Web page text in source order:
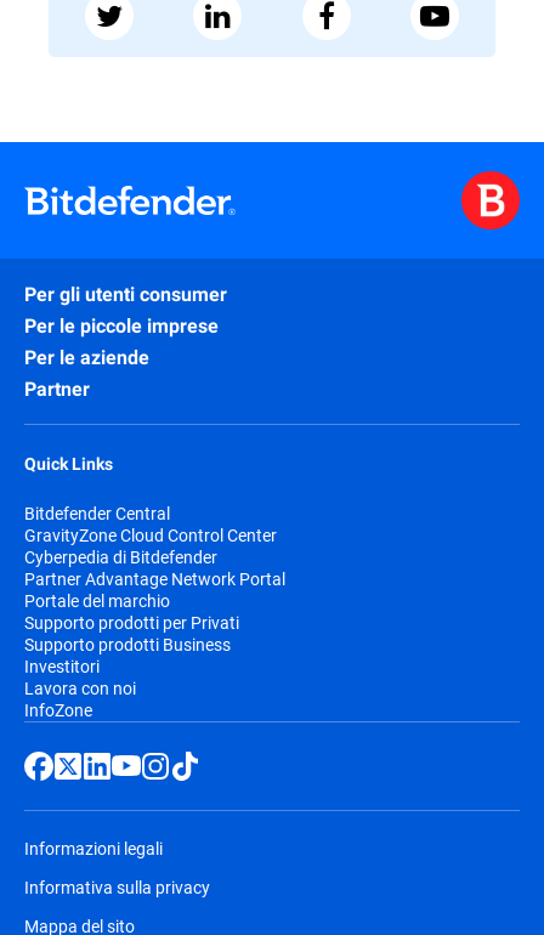
Per gli utenti consumer
Per le piccole imprese
Per le aziende
Partner
Quick Links
Bitdefender Central
GravityZone Cloud Control Center
Cyberpedia di Bitdefender
Partner Advantage Network Portal
Portale del marchio
Supporto prodotti per Privati
Supporto prodotti Business
Investitori
Lavora con noi
InfoZone
Informazioni legali
Informativa sulla privacy
Mappa del sito